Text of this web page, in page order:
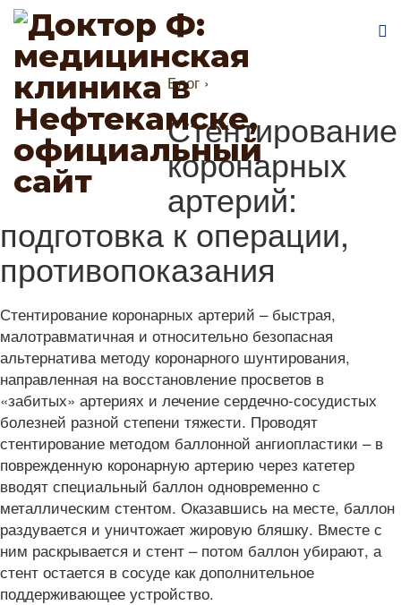
Блог ›
Стентирование
коронарных
артерий:
подготовка к операции,
противопоказания
Стентирование коронарных артерий – быстрая,
малотравматичная и относительно безопасная
альтернатива методу коронарного шунтирования,
направленная на восстановление просветов в
«забитых» артериях и лечение сердечно-сосудистых
болезней разной степени тяжести. Проводят
стентирование методом баллонной ангиопластики – в
поврежденную коронарную артерию через катетер
вводят специальный баллон одновременно с
металлическим стентом. Оказавшись на месте, баллон
раздувается и уничтожает жировую бляшку. Вместе с
ним раскрывается и стент – потом баллон убирают, а
стент остается в сосуде как дополнительное
поддерживающее устройство.